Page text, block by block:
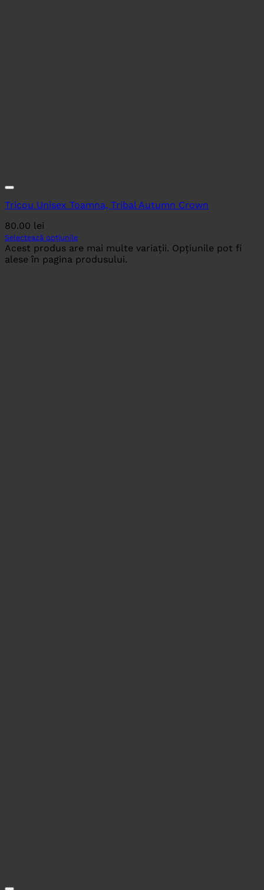
Tricou Unisex Toamna, Tribal Autumn Crown
80.00 lei
Selectează opțiunile
Acest produs are mai multe variații. Opțiunile pot fi
alese în pagina produsului.